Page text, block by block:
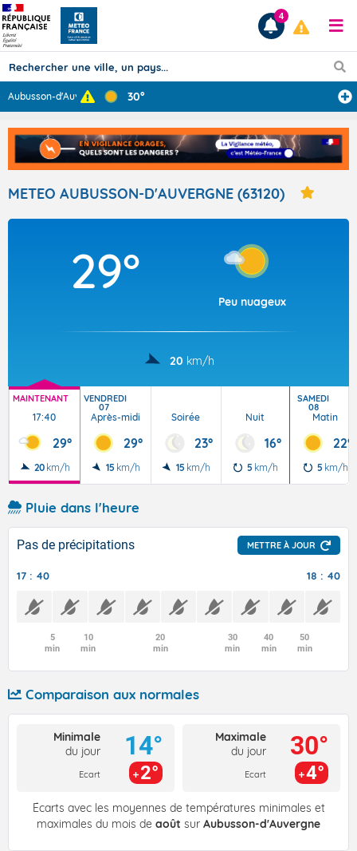
Prévisions
TOUS LES RÉSULTATS
Articles
4
Aubusson-d'Auve... 30°
METEO AUBUSSON-D'AUVERGNE (63120)
29°
Peu nuageux
20 km/h
MAINTENANT
17:40
29°
20 km/h
VENDREDI
07
Après-midi
29°
15 km/h
Soirée
23°
15 km/h
Nuit
16°
5 km/h
SAMEDI
08
Matin
22°
5 km/h
Pluie dans l'heure
Pas de précipitations METTRE À JOUR
17 : 40 18 : 40
5
min
10
min
20
min
30
min
40
min
50
min
Comparaison aux normales
Minimale
du jour
Ecart
14°
2°
Maximale
du jour
Ecart
30°
4°
Écarts avec les moyennes de températures minimales et
maximales du mois de août sur Aubusson-d'Auvergne